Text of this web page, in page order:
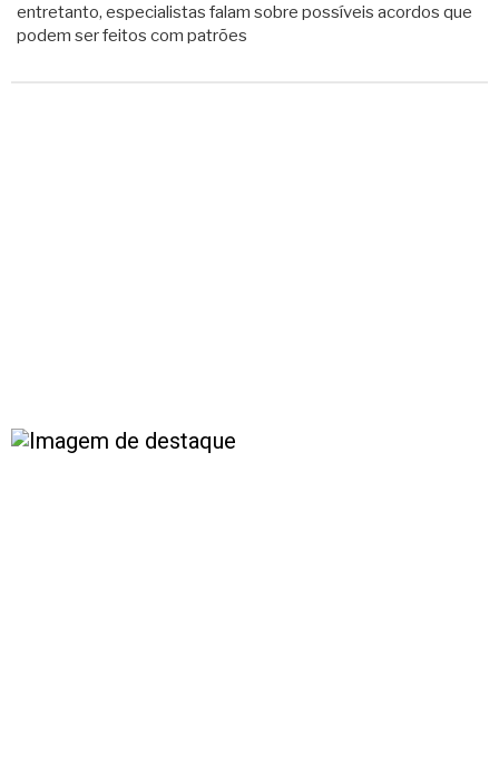
entretanto, especialistas falam sobre possíveis acordos que
podem ser feitos com patrões